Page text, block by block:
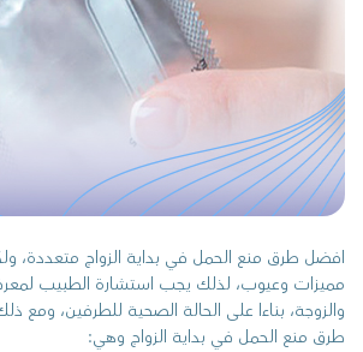
افضل طرق منع الحمل في بداية الزواج متعددة،
مميزات وعيوب، لذلك يجب استشارة الطبيب
والزوجة، بناءا على الحالة الصحية للطرفين،
طرق منع الحمل في بداية الزواج وهي: